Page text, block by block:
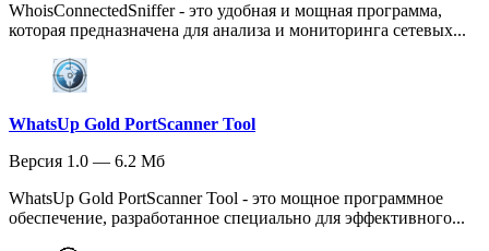
WhoisConnectedSniffer - это удобная и мощная программа,
которая предназначена для анализа и мониторинга сетевых...
WhatsUp Gold PortScanner Tool
Версия 1.0 — 6.2 Мб
WhatsUp Gold PortScanner Tool - это мощное программное
обеспечение, разработанное специально для эффективного...